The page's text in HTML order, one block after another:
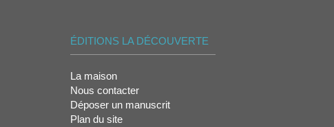
ÉDITIONS LA DÉCOUVERTE
La maison
Nous contacter
Déposer un manuscrit
Plan du site